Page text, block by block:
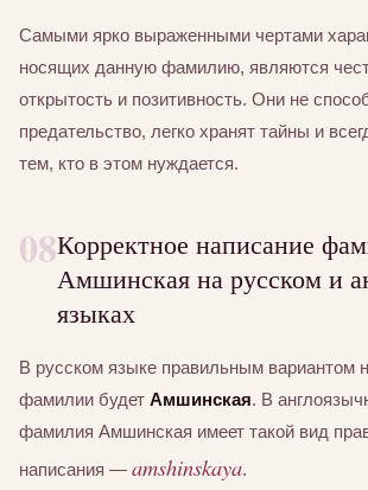
Самыми ярко выраженными чертами
носящих данную фамилию, являются
открытость и позитивность. Они не
предательство, легко хранят тайны и
тем, кто в этом нуждается.
08Корректное написание
Амшинская на русском и
языках
В русском языке правильным вариантом
фамилии будет Амшинская. В
фамилия Амшинская имеет такой вид
написания — amshinskaya.